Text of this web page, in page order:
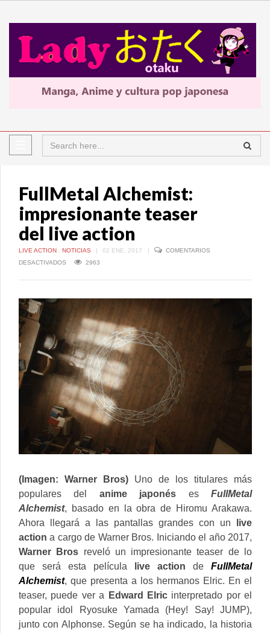
FullMetal Alchemist:
impresionante teaser
del live action
LIVE ACTION , NOTICIAS | 02 ENE, 2017 |
COMENTARIOS
DESACTIVADOS
ACTION
2963
(Imagen: Warner Bros) Uno de los titulares más
populares del anime japonés esFullMetal
Alchemist, basado en la obra de Hiromu Arakawa.
Ahora llegará a las pantallas grandes con un
live
action a cargo de Warner Bros. Iniciando el año 2017,
Warner Bros reveló un impresionante teaser de lo
que será esta película
live action de FullMetal
Alchemist, que presenta a los hermanos Elric. En el
teaser, puede ver a
Edward Elricinterpretado por el
popular idol Ryosuke Yamada (Hey! Say! JUMP),
junto con Alphonse. Según se ha indicado, la historia